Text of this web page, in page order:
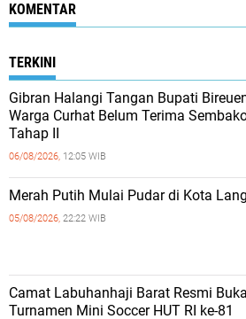
KOMENTAR
TERKINI
Gibran Halangi Tangan Bupati
Warga Curhat Belum Terima
Tahap II
06/08/2026, 12:05 WIB
Merah Putih Mulai Pudar di Kota
05/08/2026, 22:22 WIB
Camat Labuhanhaji Barat Resmi Buka
Turnamen Mini Soccer HUT RI ke-81